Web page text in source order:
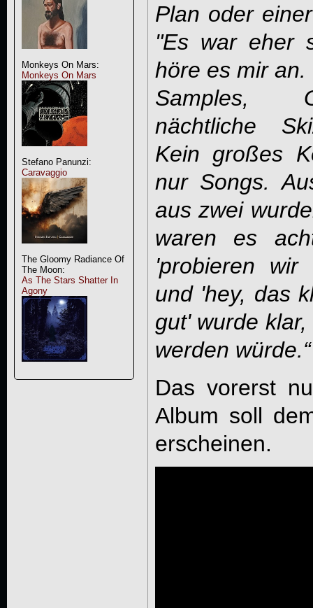
Monkeys On Mars:
Monkeys On Mars
Stefano Panunzi:
Caravaggio
The Gloomy Radiance Of
The Moon:
As The Stars Shatter In
Agony
Plan oder
"Es war eher
höre es mir
Samples,
nächtliche
Kein großes
nur Songs.
aus zwei
waren es
'probieren
und 'hey, das
gut' wurde
werden würde.“
Das vorerst
Album soll
erscheinen.